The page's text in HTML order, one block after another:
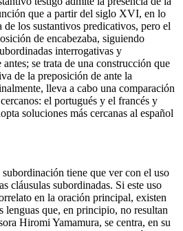
que a partir del siglo XVI, en lo
los sustantivos predicativos, pero el
de encabezaba, siguiendo
interrogativas y
se trata de una construcción que
de la preposición de ante la
lleva a cabo una comparación
el portugués y el francés y
soluciones más cercanas al español
tiene que ver con el uso
cláusulas subordinadas. Si este uso
en la oración principal, existen
lenguas que, en principio, no resultan
Hiromi Yamamura, se centra, en su